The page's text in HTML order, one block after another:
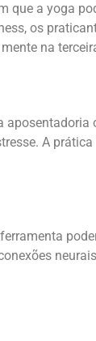
que a yoga
os
na
A